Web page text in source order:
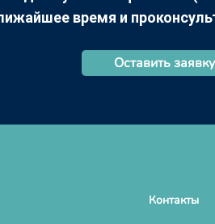
время и
Оставить заявку
Контакты